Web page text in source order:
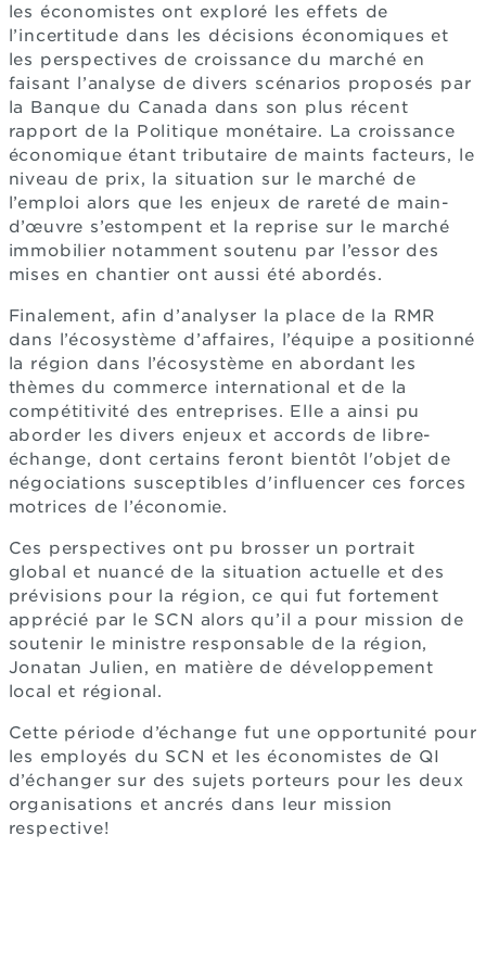
les économistes ont exploré les effets de
l’incertitude dans les décisions économiques et
les perspectives de croissance du marché en
faisant l’analyse de divers scénarios proposés par
la Banque du Canada dans son plus récent
rapport de la Politique monétaire. La croissance
économique étant tributaire de maints facteurs, le
niveau de prix, la situation sur le marché de
l’emploi alors que les enjeux de rareté de main-
d’œuvre s’estompent et la reprise sur le marché
immobilier notamment soutenu par l’essor des
mises en chantier ont aussi été abordés.
Finalement, afin d’analyser la place de la RMR
dans l’écosystème d’affaires, l’équipe a positionné
la région dans l’écosystème en abordant les
thèmes du commerce international et de la
compétitivité des entreprises. Elle a ainsi pu
aborder les divers enjeux et accords de libre-
échange, dont certains feront bientôt l'objet de
négociations susceptibles d'influencer ces forces
motrices de l’économie.
Ces perspectives ont pu brosser un portrait
global et nuancé de la situation actuelle et des
prévisions pour la région, ce qui fut fortement
apprécié par le SCN alors qu’il a pour mission de
soutenir le ministre responsable de la région,
Jonatan Julien, en matière de développement
local et régional.
Cette période d’échange fut une opportunité pour
les employés du SCN et les économistes de QI
d’échanger sur des sujets porteurs pour les deux
organisations et ancrés dans leur mission
respective!